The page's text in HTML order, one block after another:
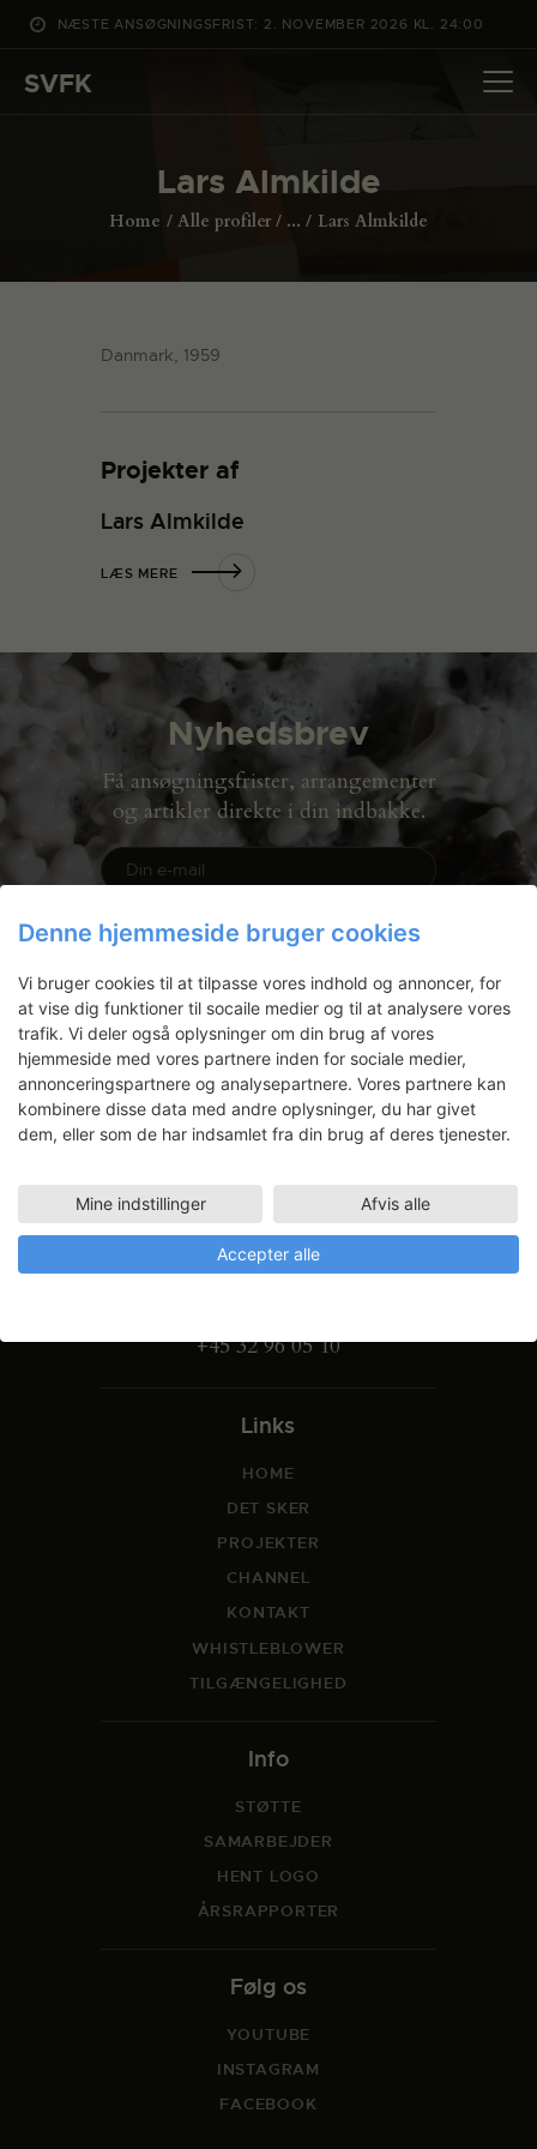
NÆSTE ANSØGNINGSFRIST: 2. NOVEMBER 2026 KL. 24:00
SVFK
Lars Almkilde
Home Alle profiler ... Lars Almkilde
DET SKER
ANSØG
ENGLISH
Danmark, 1959
Projekter af
Lars Almkilde
LÆS MERE
Nyhedsbrev
Få ansøgningsfrister, arrangementer
og artikler direkte i din indbakke.
Gammel Dok Pakhus
Strandgade 27 B
1401 København K
+45 32 96 05 10
Links
HOME
DET SKER
PROJEKTER
CHANNEL
KONTAKT
WHISTLEBLOWER
TILGÆNGELIGHED
Info
STØTTE
SAMARBEJDER
HENT LOGO
ÅRSRAPPORTER
Følg os
YOUTUBE
INSTAGRAM
FACEBOOK
Denne hjemmeside bruger cookies
Vi bruger cookies til at tilpasse vores indhold og annoncer, for
at vise dig funktioner til socaile medier og til at analysere vores
trafik. Vi deler også oplysninger om din brug af vores
hjemmeside med vores partnere inden for sociale medier,
annonceringspartnere og analysepartnere. Vores partnere kan
kombinere disse data med andre oplysninger, du har givet
dem, eller som de har indsamlet fra din brug af deres tjenester.
Mine indstillinger Afvis alle
Accepter alle